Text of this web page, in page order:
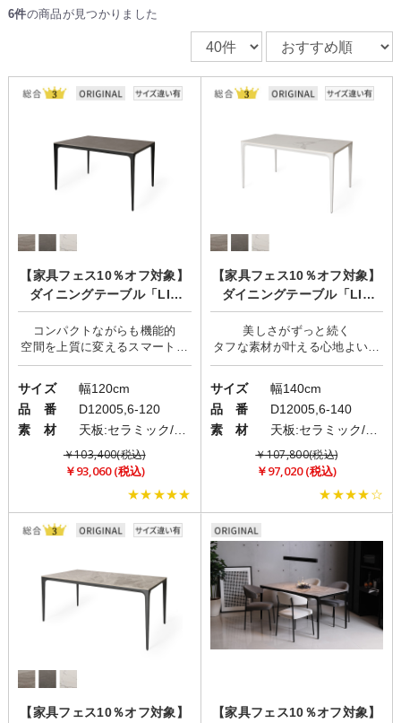
6件の商品が見つかりました
【家具フェス10％オフ対象】
ダイニングテーブル「LIN
（リン）」
コンパクトながらも機能的
空間を上質に変えるスマートテ
ーブル
サイズ
幅120cm
品 番
D12005,6-120
素 材
天板:セラミック/脚:アルミニウム
￥103,400(税込)
￥93,060 (税込)
★★★★★
【家具フェス10％オフ対象】
ダイニングテーブル「LIN
（リン）」
美しさがずっと続く
タフな素材が叶える心地よい食
卓
サイズ
幅140cm
品 番
D12005,6-140
素 材
￥107,800(税込)
￥97,020 (税込)
★★★★☆
【家具フェス10％オフ対象】
【家具フェス10％オフ対象】